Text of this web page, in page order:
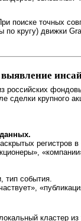
поиске точных
кругу) движки
российских
сделки крупного
регистров
тип события.
кластер